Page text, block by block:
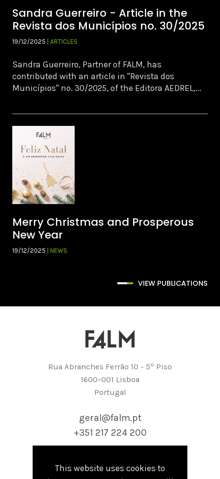
Sandra Guerreiro - Article in the
Revista dos Municípios no. 30/2025
19/12/2025 | ARTICLES
Sandra Guerreiro, Partner of FALM, has
contributed with an article in "Revista dos
Municípios" no. 30/2025, of the Editora AEDREL,...
Merry Christmas and Prosperous
New Year
19/12/2025 | NEWS
VIEW PUBLICATIONS
Rua Abranches Ferrão 10 - 5º Piso
1600-001 Lisboa
Portugal
geral@falm.pt
+351 217 224 200
This website uses cookies to